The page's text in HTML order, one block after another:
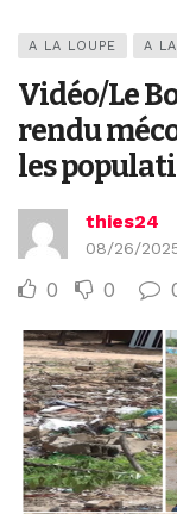
A LA LOUPE A
Vidéo/Le
rendu
les
thies24
08/26/
0 0